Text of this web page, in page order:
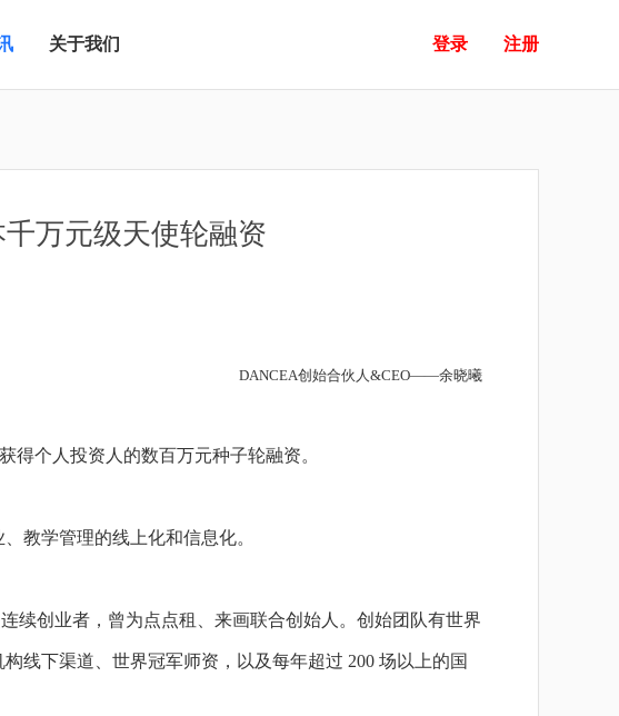
关于我们 登录 注册
万元级天使轮融资
DANCEA创始合伙人&CEO——余晓曦
得个人投资人的数百万元种子轮融资。
教学管理的线上化和信息化。
续创业者，曾为点点租、来画联合创始人。创始团队有世界
线下渠道、世界冠军师资，以及每年超过 200 场以上的国